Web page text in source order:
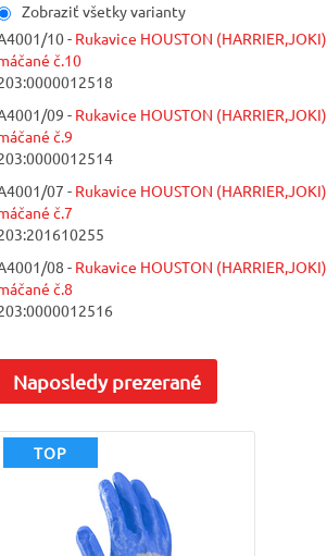
Zobraziť všetky varianty
10 - Rukavice HOUSTON (HARRIER,JOKI)
č.10
09 - Rukavice HOUSTON (HARRIER,JOKI)
č.9
07 - Rukavice HOUSTON (HARRIER,JOKI)
č.7
08 - Rukavice HOUSTON (HARRIER,JOKI)
č.8
Naposledyprezerané
TOP